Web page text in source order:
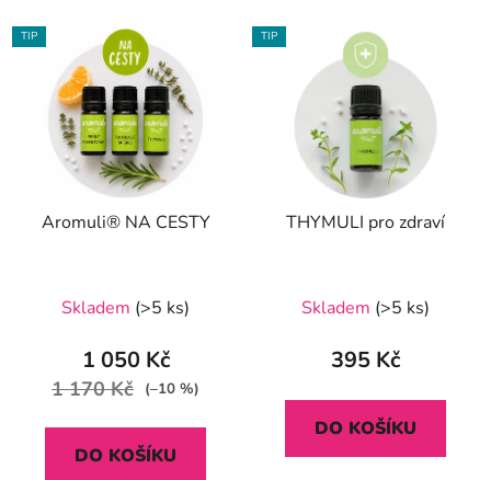
TIP
Aromuli® NA CESTY
hodnocení
produktu
je
5
Skladem (>5 ks)
1 050 Kč
1 170 Kč (–10 %)
DO KOŠÍKU
TIP
THYMULI pro zdraví
hodnocení
produktu
5,0
z
Skladem (>5 ks)
395 Kč
DO KOŠÍKU